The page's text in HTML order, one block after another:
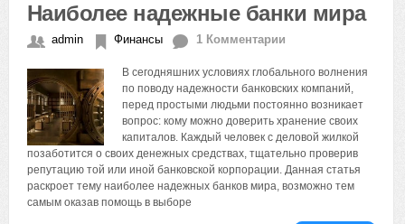
Наиболее надежные банки мира
admin Финансы 1 Комментарии
В сегодняшних условиях глобального волнения
по поводу надежности банковских компаний,
перед простыми людьми постоянно возникает
вопрос: кому можно доверить хранение своих
капиталов. Каждый человек с деловой жилкой
позаботится о своих денежных средствах, тщательно проверив
репутацию той или иной банковской корпорации. Данная статья
раскроет тему наиболее надежных банков мира, возможно тем
самым оказав помощь в выборе